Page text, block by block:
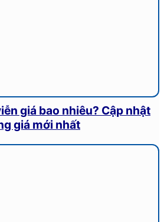
giá bao nhiêu? Cập nhật
giá mới nhất